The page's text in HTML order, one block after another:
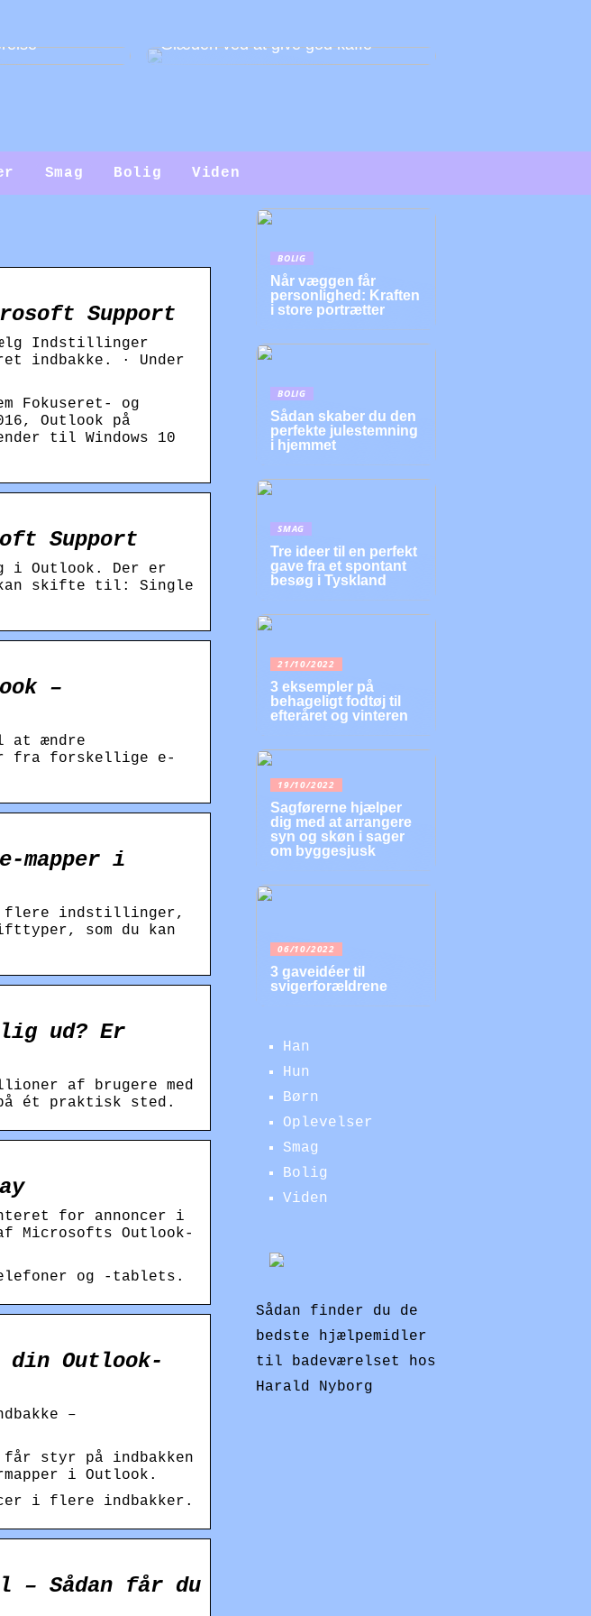
Glæden ved at give god kaffe
Smag Bolig Viden
Support
Indstillinger
indbakke. · Under
Fokuseret- og
Outlook på
til Windows 10
Support
i Outlook. Der er
kan skifte til: Single
–
at ændre
fra forskellige e-
mapper i
flere indstillinger,
som du kan
ud? Er
af brugere med
ét praktisk sted.
for annoncer i
Microsofts Outlook-
og -tablets.
Outlook-
–
styr på indbakken
i Outlook.
i flere indbakker.
– Sådan får du
BOLIG
Når væggen får
personlighed: Kraften
i store portrætter
BOLIG
Sådan skaber du den
perfekte julestemning
i hjemmet
SMAG
Tre ideer til en perfekt
gave fra et spontant
besøg i Tyskland
21/10/2022
3 eksempler på
behageligt fodtøj til
efteråret og vinteren
19/10/2022
Sagførerne hjælper
dig med at arrangere
syn og skøn i sager
om byggesjusk
06/10/2022
3 gaveidéer til
svigerforældrene
Han
Hun
Børn
Oplevelser
Smag
Bolig
Viden
Sådan finder du de
bedste hjælpemidler
til badeværelset hos
Harald Nyborg